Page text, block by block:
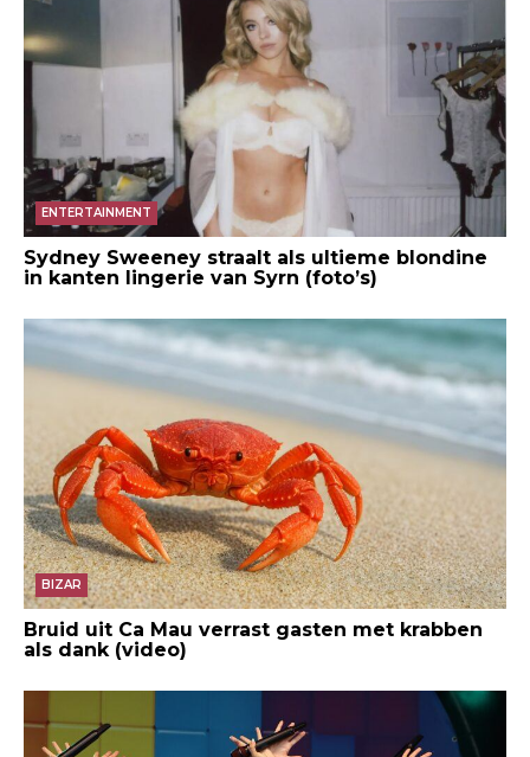
ENTERTAINMENT
Sydney Sweeney straalt als ultieme blondine
in kanten lingerie van Syrn (foto’s)
BIZAR
Bruid uit Ca Mau verrast gasten met krabben
als dank (video)